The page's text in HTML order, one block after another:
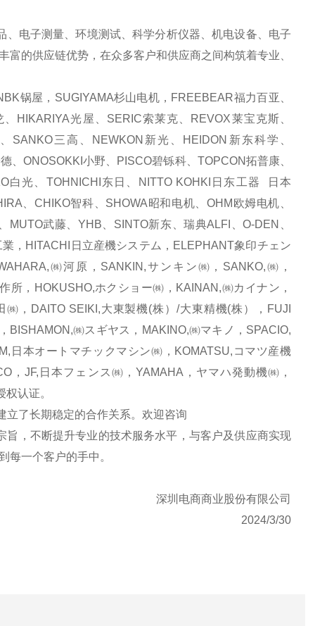
电子测量、环境测试、科学分析仪器、机电设备、电子
的供应链优势，在众多客户和供应商之间构筑着专业、
屋，SUGIYAMA杉山电机，FREEBEAR福力百亚、
HIKARIYA光屋、SERIC索莱克、REVOX莱宝克斯、
三高、NEWKON新光、HEIDON新东科学、
ONOSOKKI小野、PISCO碧铄科、TOPCON拓普康、
白光、TOHNICHI东日、NITTO KOHKI日东工器 日本
、CHIKO智科、SHOWA昭和电机、OHM欧姆电机、
武藤、YHB、SINTO新东、瑞典ALFI、O-DEN、
，HITACHI日立産機システム，ELEPHANT象印チェン
㈱河原，SANKIN,サンキン㈱，SANKO,㈱，
所，HOKUSHO,ホクショー㈱，KAINAN,㈱カイナン，
，DAITO SEIKI,大東製機(株）/大東精機(株），FUJI
㈱スギヤス，MAKINO,㈱マキノ，SPACIO,
日本オートマチックマシン㈱，KOMATSU,コマツ産機
，JF,日本フェンス㈱，YAMAHA，ヤマハ発動機㈱，
权认证。
了长期稳定的合作关系。欢迎咨询
，不断提升专业的技术服务水平，与客户及供应商实现
每一个客户的手中。
深圳电商商业股份有限公司
2024/3/30